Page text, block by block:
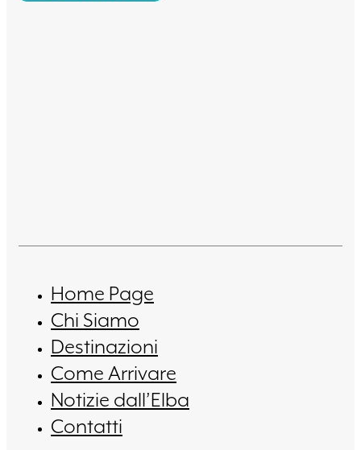
Home Page
Chi Siamo
Destinazioni
Come Arrivare
Notizie dall’Elba
Contatti